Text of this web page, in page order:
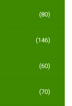
(80)
(146)
(60)
(70)